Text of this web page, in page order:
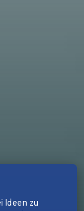
Ideen zu